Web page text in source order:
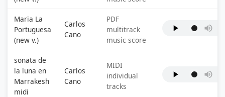
Maria La
Portuguesa
(new v.)
Carlos
Cano
PDF
multitrack
music score
sonata de
la luna en
Marrakesh
midi
Carlos
Cano
MIDI
individual
tracks